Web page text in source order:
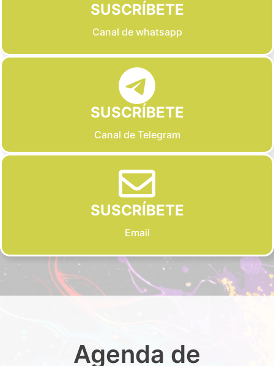
SUSCRÍBETE
Canal de whatsapp
SUSCRÍBETE
Canal de Telegram
SUSCRÍBETE
Email
Agenda de